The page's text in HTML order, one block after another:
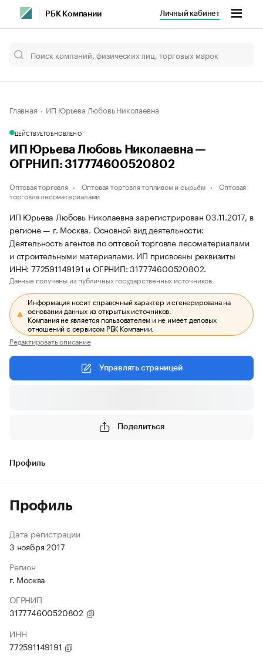
РБК Компании Личный кабинет
Главная ИП Юрьева Любовь Николаевна
ДЕЙСТВУЕТОБНОВЛЕНО
ИП Юрьева Любовь Николаевна —
ОГРНИП: 317774600520802
Оптовая торговля Оптовая торговля топливом и сырьём
Оптовая
торговля лесоматериалами
ИП Юрьева Любовь Николаевна зарегистрирован 03.11.2017, в
регионе — г. Москва. Основной вид деятельности:
Деятельность агентов по оптовой торговле лесоматериалами
и строительными материалами. ИП присвоены реквизиты
ИНН: 772591149191 и ОГРНИП: 317774600520802.
Данные получены из публичных государственных источников.
Информация носит справочный характер и сгенерирована на
основании данных из открытых источников.
Компания не является пользователем и не имеет деловых
отношений с сервисом РБК Компании.
Редактировать описание
Управлять страницей
Поделиться
Профиль
Профиль
Дата регистрации
3 ноября 2017
Регион
г. Москва
ОГРНИП
317774600520802
ИНН
772591149191